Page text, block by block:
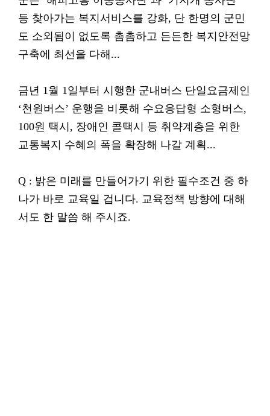
등 찾아가는 복지서비스를 강화, 단 한명의 군민
도 소외됨이 없도록 촘촘하고 든든한 복지안전망
구축에 최선을 다해...
금년 1월 1일부터 시행한 군내버스 단일요금제인
‘천원버스’ 운행을 비롯해 수요응답형 소형버스,
100원 택시, 장애인 콜택시 등 취약계층을 위한
교통복지 수혜의 폭을 확장해 나갈 계획...
Q : 밝은 미래를 만들어가기 위한 필수조건 중 하
나가 바로 교육일 겁니다. 교육정책 방향에 대해
서도 한 말씀 해 주시죠.